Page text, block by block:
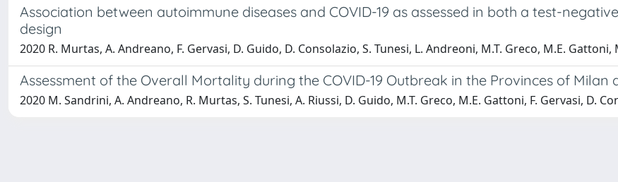
Association between autoimmune diseases and COVID-19 as assessed in both a test-
design
2020 R. Murtas, A. Andreano, F. Gervasi, D. Guido, D. Consolazio, S. Tunesi, L. Andreoni, M.T. Greco, M.E. Gattoni,
Assessment of the Overall Mortality during the COVID-19 Outbreak in the Provinces of
2020 M. Sandrini, A. Andreano, R. Murtas, S. Tunesi, A. Riussi, D. Guido, M.T. Greco, M.E. Gattoni, F. Gervasi, D.